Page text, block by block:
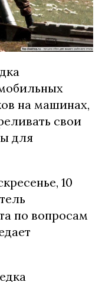
на машинах,
свои
для
10
по вопросам